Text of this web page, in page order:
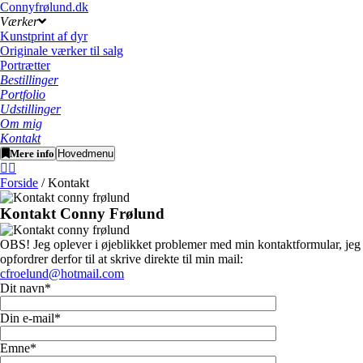
Connyfrølund.dk
Værker
Kunstprint af dyr
Originale værker til salg
Portrætter
Bestillinger
Portfolio
Udstillinger
Om mig
Kontakt
Mere info Hovedmenu
Forside / Kontakt
Kontakt Conny Frølund
OBS! Jeg oplever i øjeblikket problemer med min kontaktformular, jeg
opfordrer derfor til at skrive direkte til min mail:
cfroelund@hotmail.com
Dit navn*
Din e-mail*
Emne*